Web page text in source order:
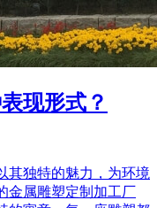
现形式？
其独特的魅力，为环境
金属雕塑定制加工厂